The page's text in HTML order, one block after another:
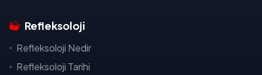
Refleksoloji
Refleksoloji Nedir
Refleksoloji Tarihi